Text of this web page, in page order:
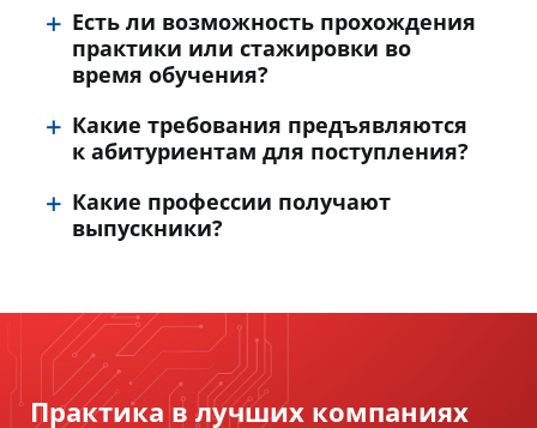
Есть ли возможность прохождения
практики или стажировки во
время обучения?
Какие требования предъявляются
к абитуриентам для поступления?
Какие профессии получают
выпускники?
Практика в лучших компаниях